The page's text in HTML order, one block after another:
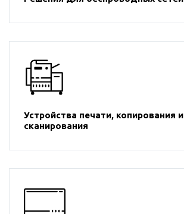
Устройства печати, копирования и
сканирования